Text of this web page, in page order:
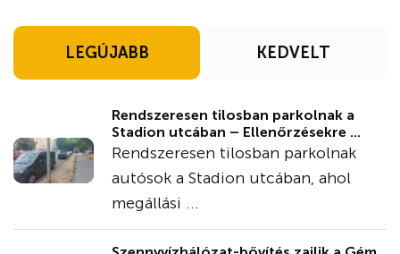
LEGÚJABB KEDVELT
Rendszeresen tilosban parkolnak a
Stadion utcában – Ellenőrzésekre ...
Rendszeresen tilosban parkolnak
autósok a Stadion utcában, ahol
megállási ...